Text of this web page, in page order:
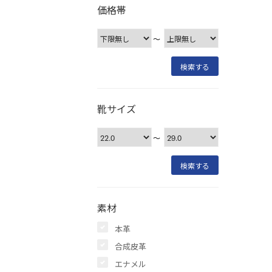
価格帯
〜
靴サイズ
〜
素材
本革
合成皮革
エナメル